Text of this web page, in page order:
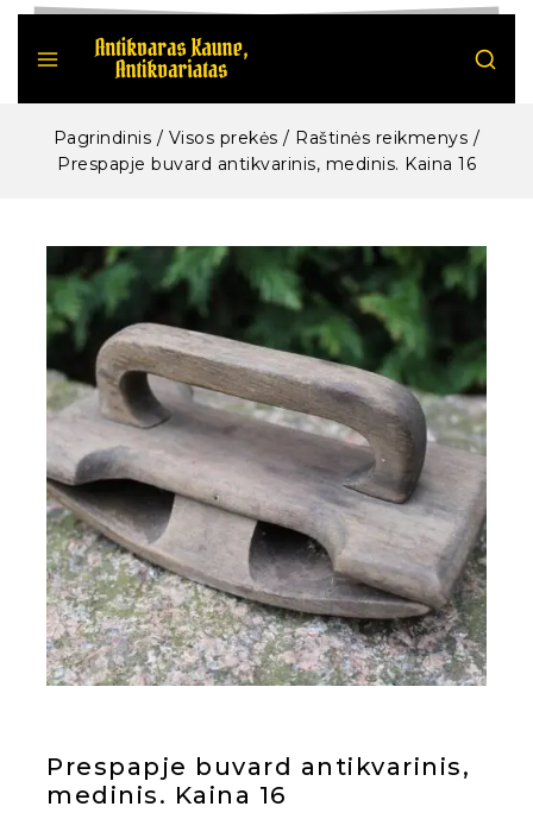
Pagrindinis / Visos prekės / Raštinės reikmenys /
Prespapje buvard antikvarinis, medinis. Kaina 16
Prespapje buvard antikvarinis,
medinis. Kaina 16